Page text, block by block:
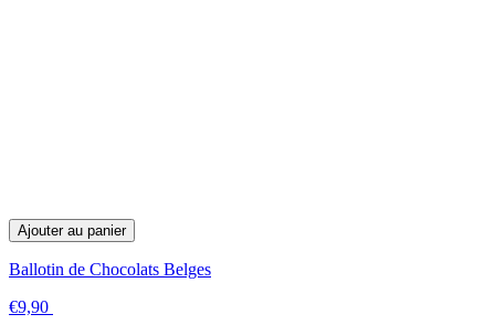
Ajouter au panier
Ballotin de Chocolats Belges
€9,90